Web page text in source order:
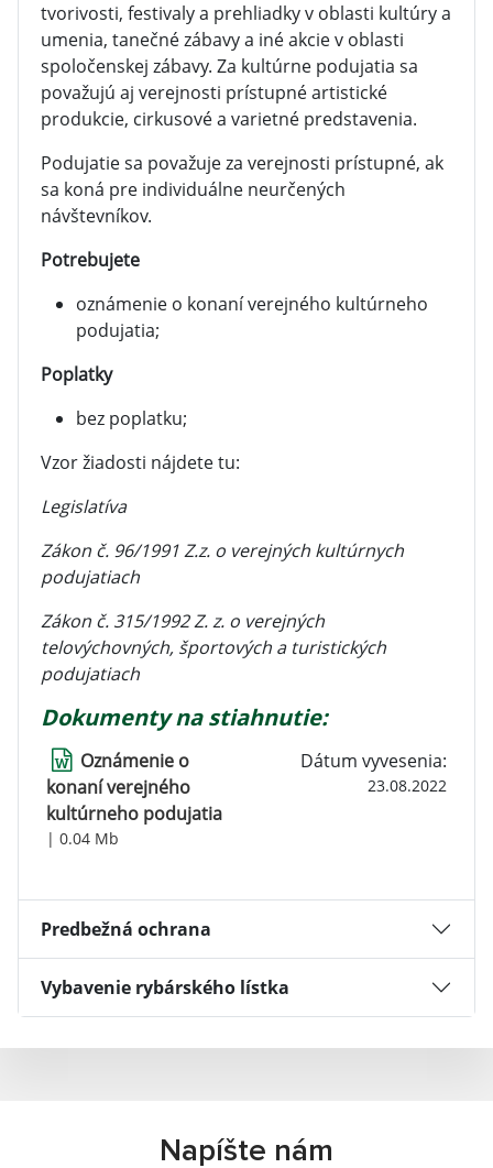
tvorivosti, festivaly a prehliadky v oblasti kultúry a
umenia, tanečné zábavy a iné akcie v oblasti
spoločenskej zábavy. Za kultúrne podujatia sa
považujú aj verejnosti prístupné artistické
produkcie, cirkusové a varietné predstavenia.
Podujatie sa považuje za verejnosti prístupné, ak
sa koná pre individuálne neurčených
návštevníkov.
Potrebujete
oznámenie o konaní verejného kultúrneho
podujatia;
Poplatky
bez poplatku;
Vzor žiadosti nájdete tu:
Legislatíva
Zákon č. 96/1991 Z.z. o verejných kultúrnych
podujatiach
Zákon č. 315/1992 Z. z. o verejných
telovýchovných, športových a turistických
podujatiach
Dokumenty na stiahnutie:
Oznámenie o
konaní verejného
kultúrneho podujatia
| 0.04 Mb
Dátum vyvesenia:
23.08.2022
Predbežná ochrana
Vybavenie rybárského lístka
Napíšte nám